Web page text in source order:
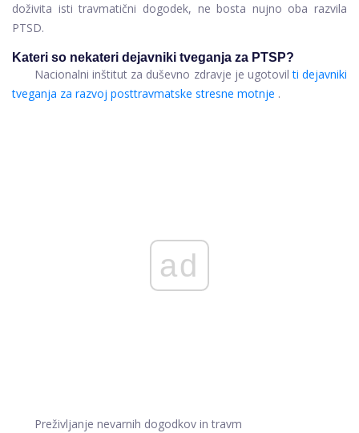
doživita isti travmatični dogodek, ne bosta nujno oba razvila
PTSD.
Kateri so nekateri dejavniki tveganja za PTSP?
Nacionalni inštitut za duševno zdravje je ugotovilti dejavniki
tveganja za razvoj posttravmatske stresne motnje .
ad
Preživljanje nevarnih dogodkov in travm